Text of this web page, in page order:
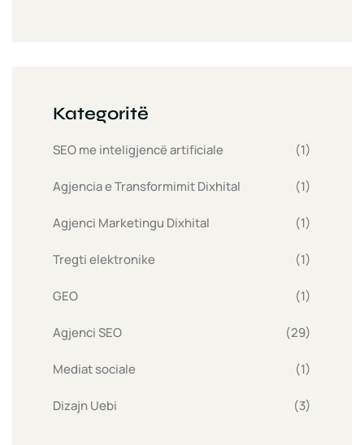
Kategoritë
SEO me inteligjencë artificiale (1)
Agjencia e Transformimit Dixhital (1)
Agjenci Marketingu Dixhital (1)
Tregti elektronike (1)
GEO (1)
Agjenci SEO (29)
Mediat sociale (1)
Dizajn Uebi (3)